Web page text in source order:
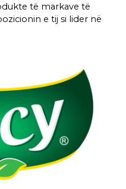
të markave të
e tij si lider në